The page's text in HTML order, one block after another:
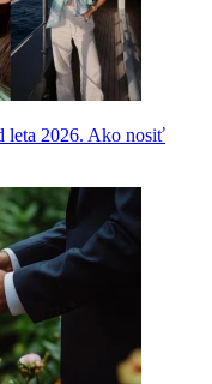
leta 2026. Ako nosiť